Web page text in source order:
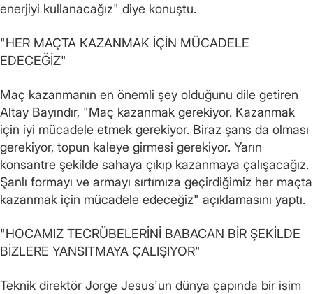
enerjiyi kullanacağız" diye konuştu.
"HER MAÇTA KAZANMAK İÇİN MÜCADELE
EDECEĞİZ"
Maç kazanmanın en önemli şey olduğunu dile getiren
Altay Bayındır, "Maç kazanmak gerekiyor. Kazanmak
için iyi mücadele etmek gerekiyor. Biraz şans da olması
gerekiyor, topun kaleye girmesi gerekiyor. Yarın
konsantre şekilde sahaya çıkıp kazanmaya çalışacağız.
Şanlı formayı ve armayı sırtımıza geçirdiğimiz her maçta
kazanmak için mücadele edeceğiz" açıklamasını yaptı.
"HOCAMIZ TECRÜBELERİNİ BABACAN BİR ŞEKİLDE
BİZLERE YANSITMAYA ÇALIŞIYOR"
Teknik direktör Jorge Jesus'un dünya çapında bir isim